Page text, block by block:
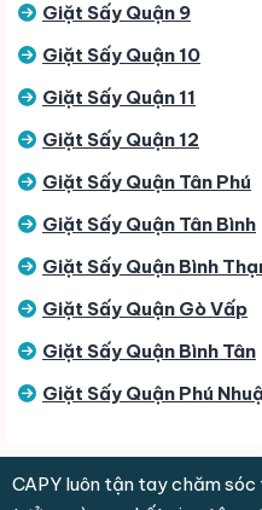
Giặt Sấy Quận 9
Giặt Sấy Quận 10
Giặt Sấy Quận 11
Giặt Sấy Quận 12
Giặt Sấy Quận Tân Phú
Giặt Sấy Quận Tân Bình
Giặt Sấy Quận Bình
Giặt Sấy Quận Gò Vấp
Giặt Sấy Quận Bình Tân
Giặt Sấy Quận Phú
CAPY luôn tận tay chăm